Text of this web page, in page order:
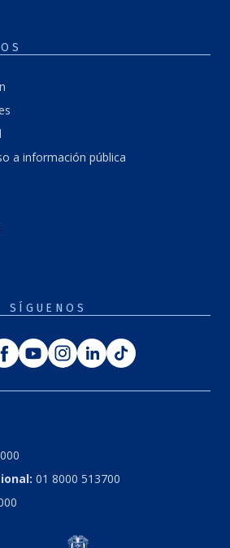
a información pública
SÍGUENOS
Facebook
YoutubeInstagram
LinkedinTiktok
01 8000 513700